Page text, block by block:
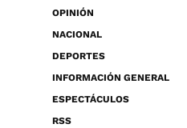
OPINIÓN
NACIONAL
DEPORTES
INFORMACIÓN GENERAL
ESPECTÁCULOS
RSS